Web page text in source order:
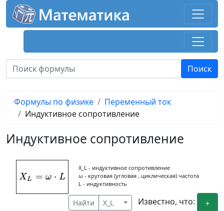
Формулы по физике
Переменный ток
Индуктивное сопротивление
Индуктивное сопротивление
X_{L} = \omega\cdot L
XL = ω ⋅ L
X_L - индуктивное сопротивление
ω - круговая (угловая , циклическая) частота
L - индуктивность
Найти X_L Известно, что: